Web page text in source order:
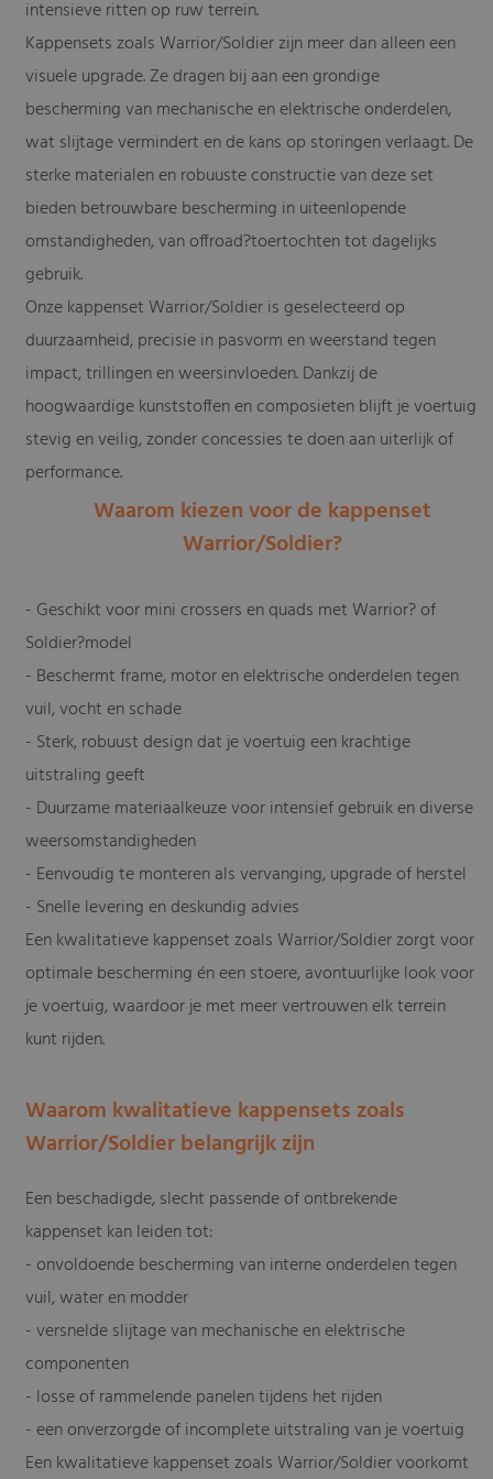
intensieve ritten op ruw terrein.
Kappensets zoals Warrior/Soldier zijn meer dan alleen een
visuele upgrade. Ze dragen bij aan een grondige
bescherming van mechanische en elektrische onderdelen,
wat slijtage vermindert en de kans op storingen verlaagt. De
sterke materialen en robuuste constructie van deze set
bieden betrouwbare bescherming in uiteenlopende
omstandigheden, van offroad?toertochten tot dagelijks
gebruik.
Onze kappenset Warrior/Soldier is geselecteerd op
duurzaamheid, precisie in pasvorm en weerstand tegen
impact, trillingen en weersinvloeden. Dankzij de
hoogwaardige kunststoffen en composieten blijft je voertuig
stevig en veilig, zonder concessies te doen aan uiterlijk of
performance.
Waarom kiezen voor de kappenset
Warrior/Soldier?
- Geschikt voor mini crossers en quads met Warrior? of
Soldier?model
- Beschermt frame, motor en elektrische onderdelen tegen
vuil, vocht en schade
- Sterk, robuust design dat je voertuig een krachtige
uitstraling geeft
- Duurzame materiaalkeuze voor intensief gebruik en diverse
weersomstandigheden
- Eenvoudig te monteren als vervanging, upgrade of herstel
- Snelle levering en deskundig advies
Een kwalitatieve kappenset zoals Warrior/Soldier zorgt voor
optimale bescherming én een stoere, avontuurlijke look voor
je voertuig, waardoor je met meer vertrouwen elk terrein
kunt rijden.
Waarom kwalitatieve kappensets zoals
Warrior/Soldier belangrijk zijn
Een beschadigde, slecht passende of ontbrekende
kappenset kan leiden tot:
- onvoldoende bescherming van interne onderdelen tegen
vuil, water en modder
- versnelde slijtage van mechanische en elektrische
componenten
- losse of rammelende panelen tijdens het rijden
- een onverzorgde of incomplete uitstraling van je voertuig
Een kwalitatieve kappenset zoals Warrior/Soldier voorkomt